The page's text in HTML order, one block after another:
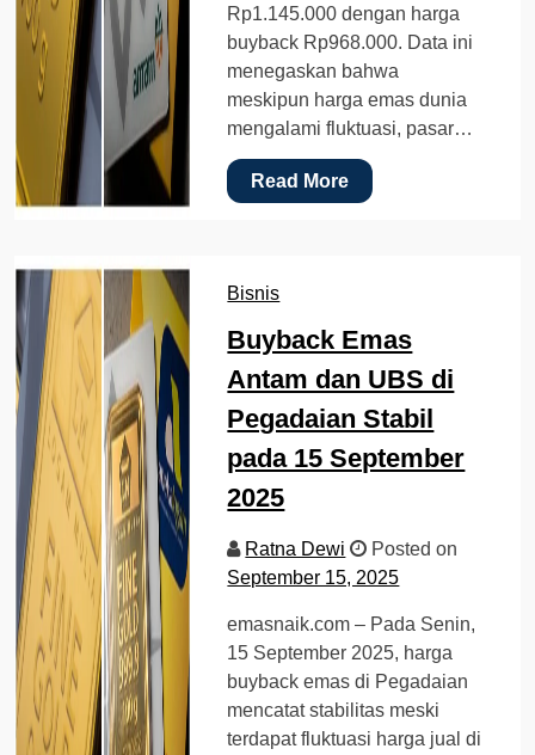
Rp1.145.000 dengan harga
buyback Rp968.000. Data ini
menegaskan bahwa
meskipun harga emas dunia
mengalami fluktuasi, pasar…
Read More
Bisnis
Buyback Emas
Antam dan UBS di
Pegadaian Stabil
pada 15 September
2025
Ratna Dewi
Posted on
September 15, 2025
emasnaik.com – Pada Senin,
15 September 2025, harga
buyback emas di Pegadaian
mencatat stabilitas meski
terdapat fluktuasi harga jual di